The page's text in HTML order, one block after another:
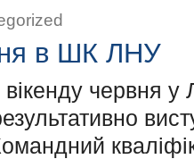
в ШК ЛНУ
червня у